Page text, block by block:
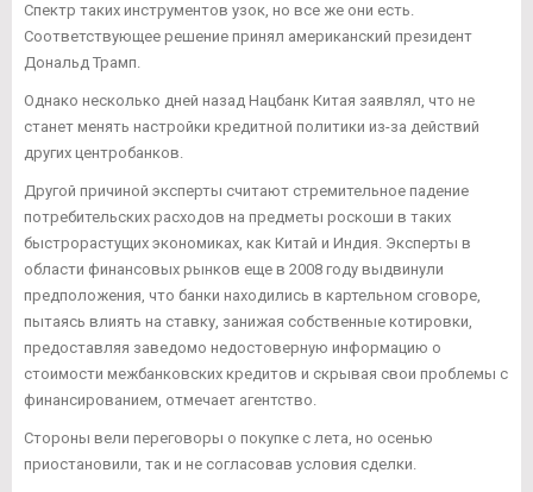
Спектр таких инструментов узок, но все же они есть.
Соответствующее решение принял американский президент
Дональд Трамп.
Однако несколько дней назад Нацбанк Китая заявлял, что не
станет менять настройки кредитной политики из-за действий
других центробанков.
Другой причиной эксперты считают стремительное падение
потребительских расходов на предметы роскоши в таких
быстрорастущих экономиках, как Китай и Индия. Эксперты в
области финансовых рынков еще в 2008 году выдвинули
предположения, что банки находились в картельном сговоре,
пытаясь влиять на ставку, занижая собственные котировки,
предоставляя заведомо недостоверную информацию о
стоимости межбанковских кредитов и скрывая свои проблемы с
финансированием, отмечает агентство.
Стороны вели переговоры о покупке с лета, но осенью
приостановили, так и не согласовав условия сделки.